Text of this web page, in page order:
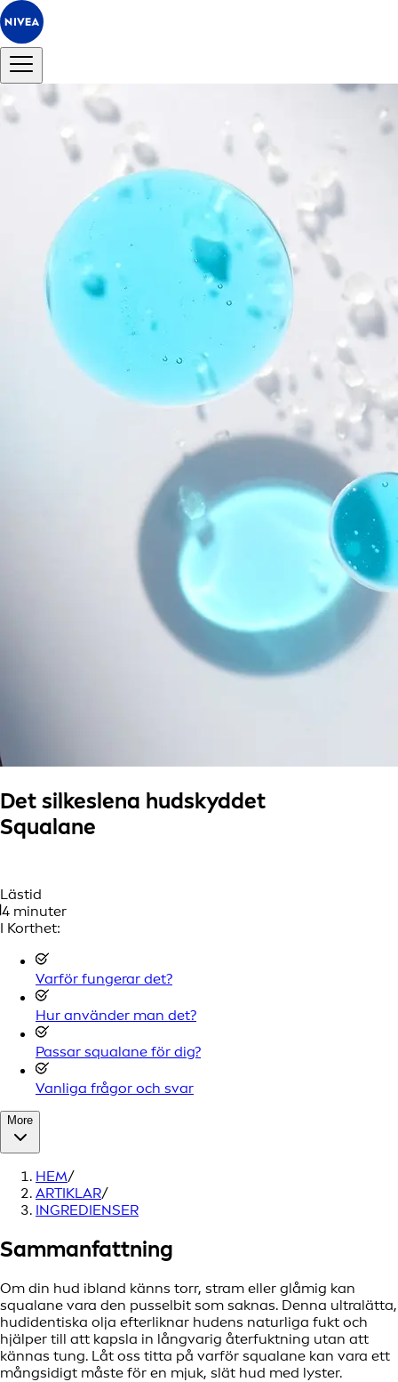
Det silkeslena hudskyddet
Squalane
Lästid
4 minuter
I Korthet:
Varför fungerar det?
Hur använder man det?
Passar squalane för dig?
Vanliga frågor och svar
More
HEM/
ARTIKLAR/
INGREDIENSER
Sammanfattning
Om din hud ibland känns torr, stram eller glåmig kan
squalane vara den pusselbit som saknas. Denna ultralätta,
hudidentiska olja efterliknar hudens naturliga fukt och
hjälper till att kapsla in långvarig återfuktning utan att
kännas tung. Låt oss titta på varför squalane kan vara ett
mångsidigt måste för en mjuk, slät hud med lyster.